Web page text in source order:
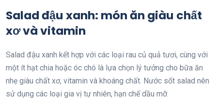
Salad đậu xanh: món ăn giàu chất
xơ và vitamin
Salad đậu xanh kết hợp với các loại rau củ quả tươi, cùng với
một ít hạt chia hoặc óc chó là lựa chọn lý tưởng cho bữa ăn
nhẹ giàu chất xơ, vitamin và khoáng chất. Nước sốt salad nên
sử dụng các loại gia vị tự nhiên, hạn chế dầu mỡ.